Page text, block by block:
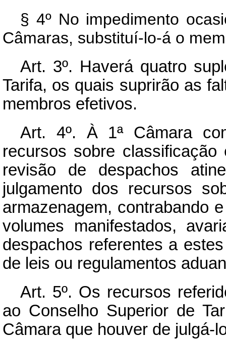
§ 4º No impedimento
Câmaras, substituí-lo-á o
Art. 3º. Haverá quatro
Tarifa, os quais suprirão as
membros efetivos.
Art. 4º. À 1ª Câmara
recursos sobre
revisão de despachos
julgamento dos recursos
armazenagem, contrabando
volumes manifestados,
despachos referentes a
de leis ou regulamentos
Art. 5º. Os recursos
ao Conselho Superior de
Câmara que houver de julgá-